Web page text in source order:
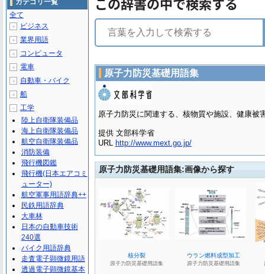
原子力防災基礎用語集
原子力防災に関連する、核物質や施設、健康被
提供 文部科学省
URL http://www.mext.go.jp/
原子力防災基礎用語集:画像から探す
緊急被ばく医療
原子力防災基礎用語集
核分裂
原子力防災基礎用語集
ウラン燃料成型加工
原子力防災基礎用語集
全て
＋ ビジネス
＋ 業界用語
＋ コンピュータ
＋ 電車
＋ 自動車・バイク
＋ 船
－
工学
陸上自衛隊装備品
海上自衛隊装備品
航空自衛隊装備品
消防装備
飛行機図鑑
飛行機(日本エアコミ
ューター)
航空軍事用語辞典++
民鉄用語辞典
大車林
日本の自動車技術
240選
バイク用語辞典
走査電子顕微鏡用語
透過電子顕微鏡基本